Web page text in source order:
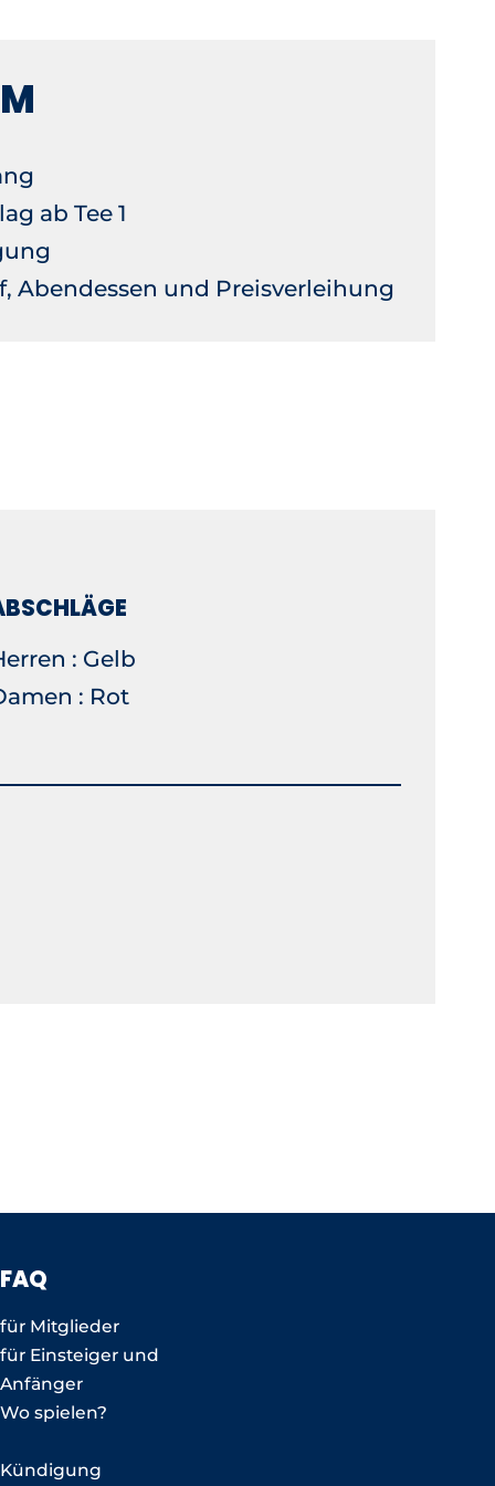
ab Tee 1
Abendessen und Preisverleihung
: Gelb
: Rot
FAQ
für Mitglieder
für Einsteiger und
Anfänger
Wo spielen?
Kündigung